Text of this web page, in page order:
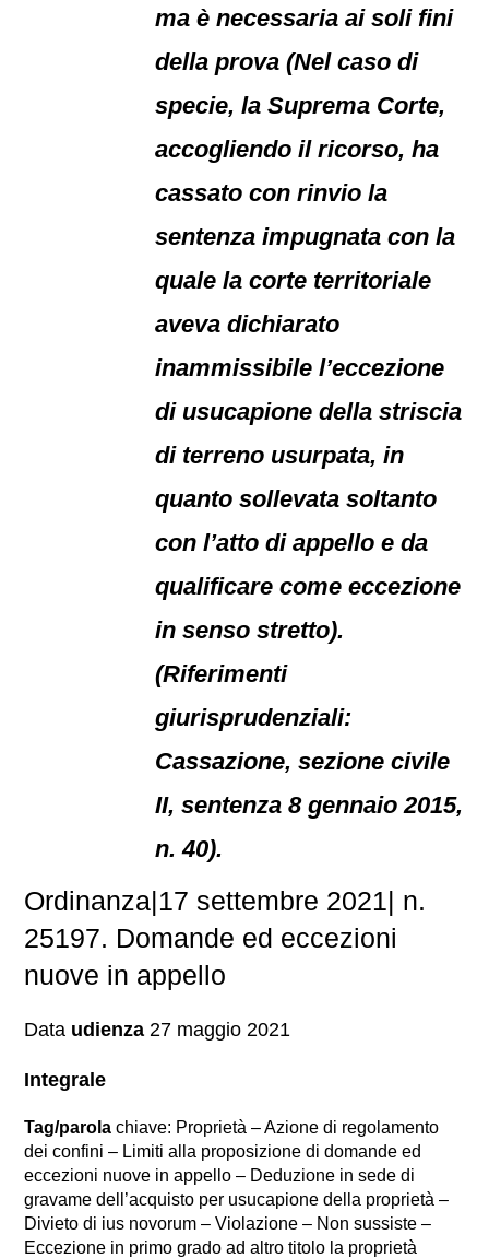
ma è necessaria ai soli fini
della prova (Nel caso di
specie, la Suprema Corte,
accogliendo il ricorso, ha
cassato con rinvio la
sentenza impugnata con la
quale la corte territoriale
aveva dichiarato
inammissibile l’eccezione
di usucapione della striscia
di terreno usurpata, in
quanto sollevata soltanto
con l’atto di appello e da
qualificare come eccezione
in senso stretto).
(Riferimenti
giurisprudenziali:
Cassazione, sezione civile
II, sentenza 8 gennaio 2015,
n. 40).
Ordinanza|17 settembre 2021| n.
25197. Domande ed eccezioni
nuove in appello
Data udienza 27 maggio 2021
Integrale
Tag/parola chiave: Proprietà – Azione di regolamento
dei confini – Limiti alla proposizione di domande ed
eccezioni nuove in appello – Deduzione in sede di
gravame dell’acquisto per usucapione della proprietà –
Divieto di ius novorum – Violazione – Non sussiste –
Eccezione in primo grado ad altro titolo la proprietà